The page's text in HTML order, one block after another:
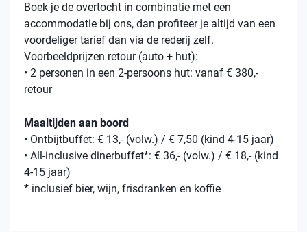
Boek je de overtocht in combinatie met een
accommodatie bij ons, dan profiteer je altijd van een
voordeliger tarief dan via de rederij zelf.
Voorbeeldprijzen retour (auto + hut):
• 2 personen in een 2-persoons hut: vanaf € 380,-
retour
Maaltijden aan boord
• Ontbijtbuffet: € 13,- (volw.) / € 7,50 (kind 4-15 jaar)
• All-inclusive dinerbuffet*: € 36,- (volw.) / € 18,- (kind
4-15 jaar)
* inclusief bier, wijn, frisdranken en koffie